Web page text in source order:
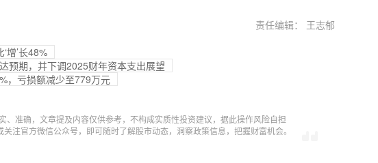
责任编辑： 王志郁
增’长48%
预期，并下调2025财年资本支出展望
，亏损额减少至779万元
、准确，文章提及内容仅供参考，不构成实质性投资建议，据此操作风险自担
关注官方微信公众号，即可随时了解股市动态，洞察政策信息，把握财富机会。